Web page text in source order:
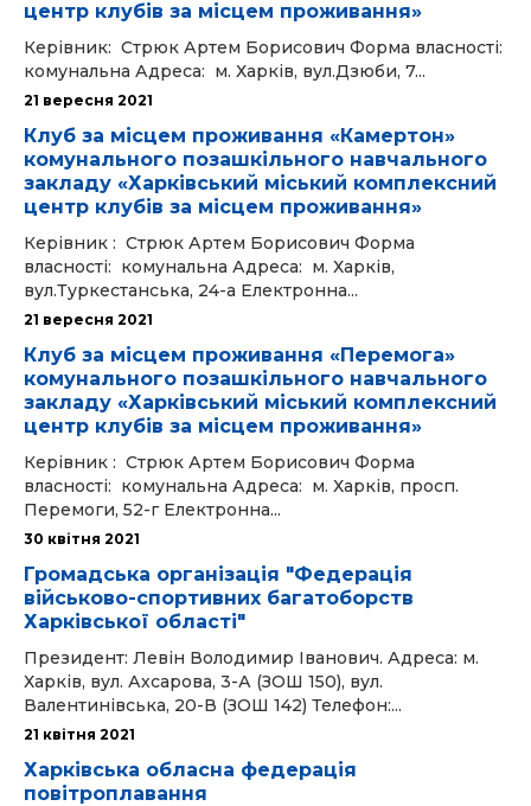
центр клубів за місцем проживання»
Керівник: Стрюк Артем Борисович Форма власності:
комунальна Адреса: м. Харків, вул.Дзюби, 7...
21 вересня 2021
Клуб за місцем проживання «Камертон»
комунального позашкільного навчального
закладу «Харківський міський комплексний
центр клубів за місцем проживання»
Керівник : Стрюк Артем Борисович Форма
власності: комунальна Адреса: м. Харків,
вул.Туркестанська, 24-а Електронна...
21 вересня 2021
Клуб за місцем проживання «Перемога»
комунального позашкільного навчального
закладу «Харківський міський комплексний
центр клубів за місцем проживання»
Керівник : Стрюк Артем Борисович Форма
власності: комунальна Адреса: м. Харків, просп.
Перемоги, 52-г Електронна...
30 квітня 2021
Громадська організація "Федерація
військово-спортивних багатоборств
Харківської області"
Президент: Левін Володимир Іванович. Адреса: м.
Харків, вул. Ахсарова, 3-А (ЗОШ 150), вул.
Валентинівська, 20-В (ЗОШ 142) Телефон:...
21 квітня 2021
Харківська обласна федерація
повітроплавання